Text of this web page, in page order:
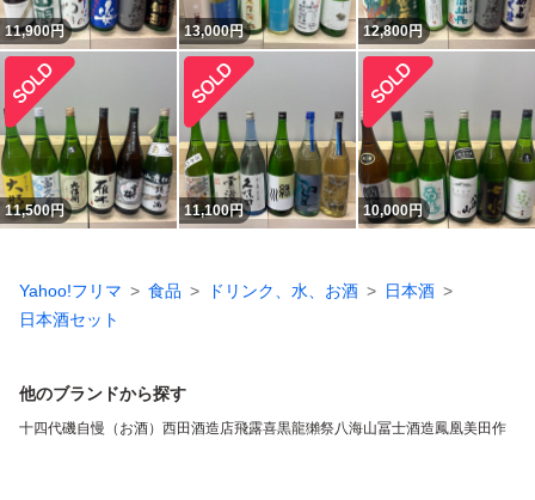
11,900円 13,000円 12,800円
11,500円 11,100円 10,000円
Yahoo!フリマ 食品 ドリンク、水、お酒
日本酒
日本酒セット
他のブランドから探す
十四代磯自慢（お酒） 西田酒造店飛露喜黒龍獺祭八海山冨士酒造鳳凰美田作